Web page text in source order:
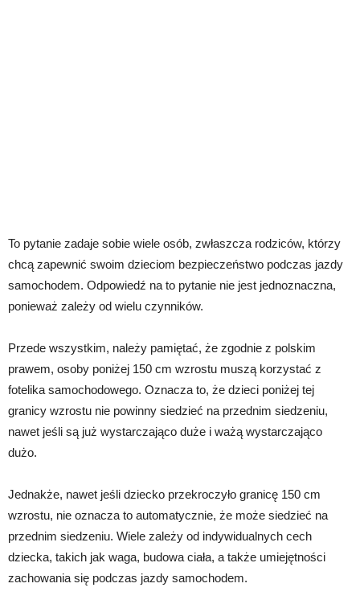
To pytanie zadaje sobie wiele osób, zwłaszcza rodziców, którzy
chcą zapewnić swoim dzieciom bezpieczeństwo podczas jazdy
samochodem. Odpowiedź na to pytanie nie jest jednoznaczna,
ponieważ zależy od wielu czynników.
Przede wszystkim, należy pamiętać, że zgodnie z polskim
prawem, osoby poniżej 150 cm wzrostu muszą korzystać z
fotelika samochodowego. Oznacza to, że dzieci poniżej tej
granicy wzrostu nie powinny siedzieć na przednim siedzeniu,
nawet jeśli są już wystarczająco duże i ważą wystarczająco
dużo.
Jednakże, nawet jeśli dziecko przekroczyło granicę 150 cm
wzrostu, nie oznacza to automatycznie, że może siedzieć na
przednim siedzeniu. Wiele zależy od indywidualnych cech
dziecka, takich jak waga, budowa ciała, a także umiejętności
zachowania się podczas jazdy samochodem.